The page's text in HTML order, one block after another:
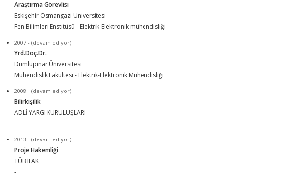
Araştırma Görevlisi
Eskişehir Osmangazi Üniversitesi
Fen Bilimleri Enstitüsü - Elektrik-Elektronik mühendisliği
2007 - (devam ediyor)
Yrd.Doç.Dr.
Dumlupınar Üniversitesi
Mühendislik Fakültesi - Elektrik-Elektronik Mühendisliği
2008 - (devam ediyor)
Bilirkişilik
ADLİ YARGI KURULUŞLARI
-
2013 - (devam ediyor)
Proje Hakemliği
TÜBİTAK
-